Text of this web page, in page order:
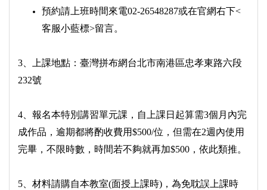
預約請上班時間來電02-26548287或在官網右下<
客服小藍標>留言。
3、上課地點：臺灣拼布網台北市南港區忠孝東路六段
232號
4、報名本特別講習單元課，自上課日起算需3個月內完
成作品，逾期都將酌收費用$500/位，但需在2週內使用
完畢，不限時數，時間若不夠就再加$500，依此類推。
5、材料請購自本教室(面授上課時)，為免耽誤上課時